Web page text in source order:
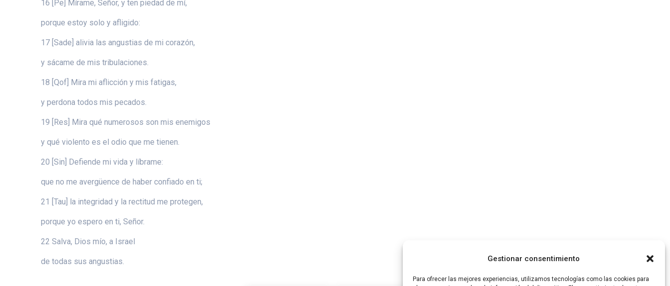
Gestionar consentimiento
Para ofrecer las mejores experiencias, utilizamos tecnologías como las cookies para
16 [Pe] Mírame, Señor, y ten piedad de mí,
porque estoy solo y afligido:
17 [Sade] alivia las angustias de mi corazón,
y sácame de mis tribulaciones.
18 [Qof] Mira mi aflicción y mis fatigas,
y perdona todos mis pecados.
19 [Res] Mira qué numerosos son mis enemigos
y qué violento es el odio que me tienen.
20 [Sin] Defiende mi vida y líbrame:
que no me avergüence de haber confiado en ti;
21 [Tau] la integridad y la rectitud me protegen,
porque yo espero en ti, Señor.
22 Salva, Dios mío, a Israel
de todas sus angustias.